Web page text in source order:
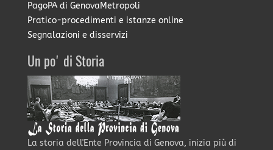
PagoPA di GenovaMetropoli
Pratico-procedimenti e istanze online
Segnalazioni e disservizi
Un po' di Storia
La storia dell'Ente Provincia di Genova, inizia più di